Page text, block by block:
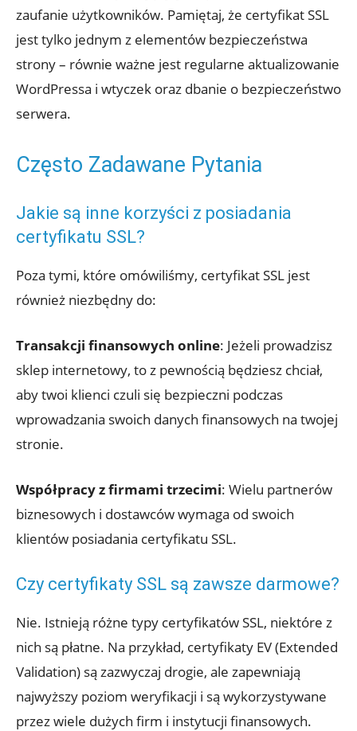
zaufanie użytkowników. Pamiętaj, że certyfikat SSL
jest tylko jednym z elementów bezpieczeństwa
strony – równie ważne jest regularne aktualizowanie
WordPressa i wtyczek oraz dbanie o bezpieczeństwo
serwera.
Często Zadawane Pytania
Jakie są inne korzyści z posiadania
certyfikatu SSL?
Poza tymi, które omówiliśmy, certyfikat SSL jest
również niezbędny do:
Transakcji finansowych online: Jeżeli prowadzisz
sklep internetowy, to z pewnością będziesz chciał,
aby twoi klienci czuli się bezpieczni podczas
wprowadzania swoich danych finansowych na twojej
stronie.
Współpracy z firmami trzecimi: Wielu partnerów
biznesowych i dostawców wymaga od swoich
klientów posiadania certyfikatu SSL.
Czy certyfikaty SSL są zawsze darmowe?
Nie. Istnieją różne typy certyfikatów SSL, niektóre z
nich są płatne. Na przykład, certyfikaty EV (Extended
Validation) są zazwyczaj drogie, ale zapewniają
najwyższy poziom weryfikacji i są wykorzystywane
przez wiele dużych firm i instytucji finansowych.